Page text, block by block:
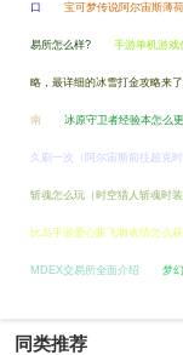
口 宝可梦传说阿尔宙斯薄
易所怎么样? 手游单机游戏
略，最详细的冰雪打金攻略来了
南 冰原守卫者经验本怎么
久刷一次（阿尔宙斯前往超克时
斩魂怎么玩（时空猎人斩魂时装
比岛手游爱心眼飞吻表情怎么
MDEX交易所全面介绍 梦
同类推荐